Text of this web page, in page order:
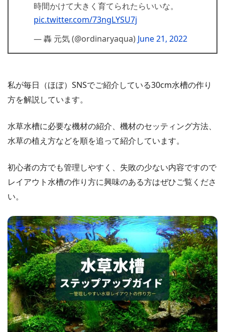
時間かけて大きく育てられたらいいな。
pic.twitter.com/73ngLYSU7j
— 轟 元気 (@ordinaryaqua) June 21, 2022
私が毎日（ほぼ）SNSでご紹介している30cm水槽の作り
方を解説しています。
水草水槽に必要な機材の紹介、機材のセッティング方法、
水草の植え方などを順を追って紹介しています。
初心者の方でも管理しやすく、失敗の少ない内容ですので
レイアウト水槽の作り方に興味のある方はぜひご覧くださ
い。